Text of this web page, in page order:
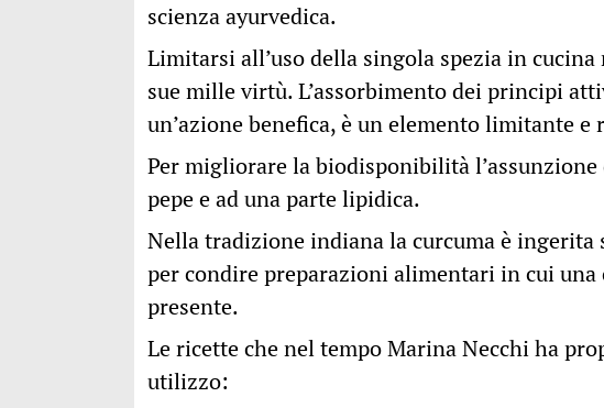
scienza ayurvedica.
Limitarsi all’uso della singola spezia in
sue mille virtù. L’assorbimento dei principi
un’azione benefica, è un elemento limitante e
Per migliorare la biodisponibilità
pepe e ad una parte lipidica.
Nella tradizione indiana la curcuma è ingerita
per condire preparazioni alimentari in cui una
presente.
Le ricette che nel tempo Marina Necchi ha
utilizzo: